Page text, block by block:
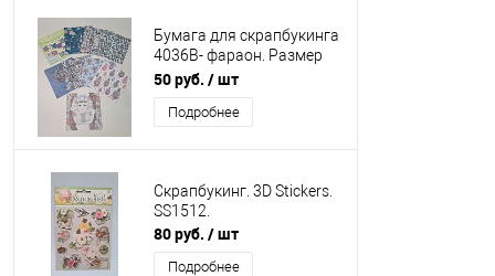
Бумага для скрапбукинга
4036В- фараон. Размер
15*15 см.
50 руб. / шт
Подробнее
Скрапбукинг. 3D Stickers.
SS1512.
80 руб. / шт
Подробнее